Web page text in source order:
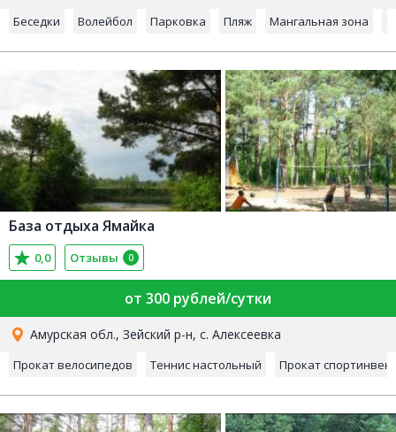
Беседки Волейбол Парковка Пляж Мангальная зона
База отдыха Ямайка
0,0 Отзывы 0
от 300 рублей/сутки
Амурская обл., Зейский р-н, с. Алексеевка
Прокат велосипедов Теннис настольный Прокат